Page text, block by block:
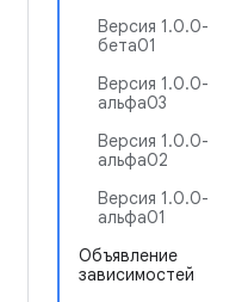
Версия 1.0.0-
бета01
Версия 1.0.0-
альфа03
Версия 1.0.0-
альфа02
Версия 1.0.0-
альфа01
Объявление
зависимостей